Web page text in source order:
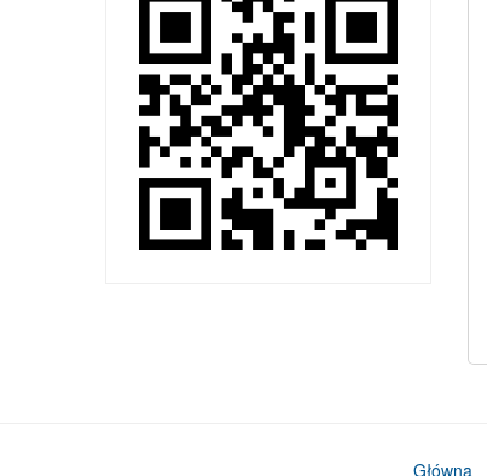
Główna